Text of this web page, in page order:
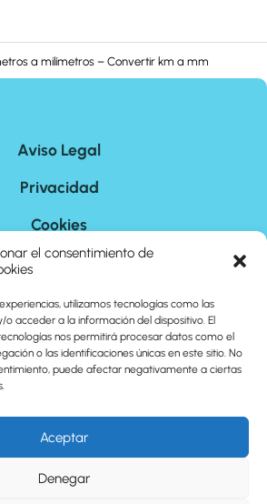
el consentimiento de
utilizamos tecnologías como las
acceder a la información del dispositivo. El
nos permitirá procesar datos como el
o las identificaciones únicas en este sitio. No
puede afectar negativamente a ciertas
Aceptar
Denegar
a milímetros – Convertir km a mm
Aviso Legal
Privacidad
Cookies
Afiliados
Responsabilidad
Nosotros
Sitemap